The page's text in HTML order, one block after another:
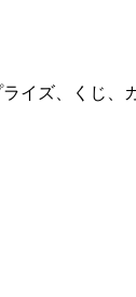
イズ、くじ